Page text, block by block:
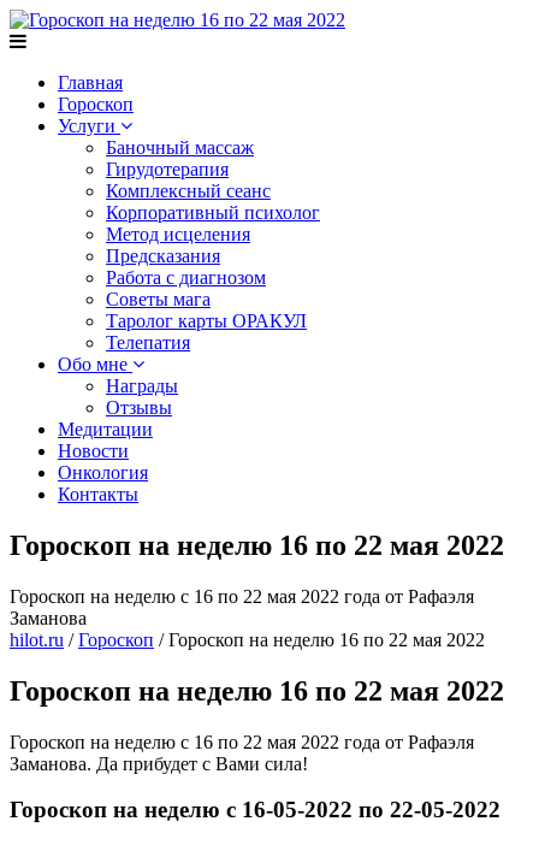
Главная
Гороскоп
Услуги
Баночный массаж
Гирудотерапия
Комплексный сеанс
Корпоративный психолог
Метод исцеления
Предсказания
Работа с диагнозом
Советы мага
Таролог карты ОРАКУЛ
Телепатия
Обо мне
Награды
Отзывы
Медитации
Новости
Онкология
Контакты
Гороскоп на неделю 16 по 22 мая 2022
Гороскоп на неделю с 16 по 22 мая 2022 года от Рафаэля
Заманова
hilot.ru /Гороскоп /Гороскоп на неделю 16 по 22 мая 2022
Гороскоп на неделю 16 по 22 мая 2022
Гороскоп на неделю с 16 по 22 мая 2022 года от Рафаэля
Заманова. Да прибудет с Вами сила!
Гороскоп на неделю с 16-05-2022 по 22-05-2022